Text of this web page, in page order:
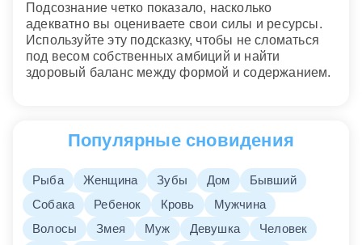
Подсознание четко показало, насколько
адекватно вы оцениваете свои силы и ресурсы.
Используйте эту подсказку, чтобы не сломаться
под весом собственных амбиций и найти
здоровый баланс между формой и содержанием.
Популярные сновидения
Рыба Женщина Зубы Дом
Бывший
Собака
Ребенок Кровь
Мужчина
Волосы
Змея Муж Девушка
Человек